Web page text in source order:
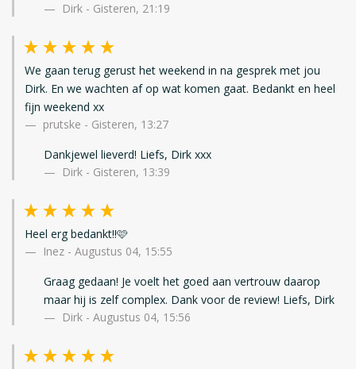
Dirk - Gisteren, 21:19
We gaan terug gerust het weekend in na gesprek met jou
Dirk. En we wachten af op wat komen gaat. Bedankt en heel
fijn weekend xx
prutske - Gisteren, 13:27
Dankjewel lieverd! Liefs, Dirk xxx
Dirk - Gisteren, 13:39
Heel erg bedankt!!🩷
Inez - Augustus 04, 15:55
Graag gedaan! Je voelt het goed aan vertrouw daarop
maar hij is zelf complex. Dank voor de review! Liefs, Dirk
Dirk - Augustus 04, 15:56